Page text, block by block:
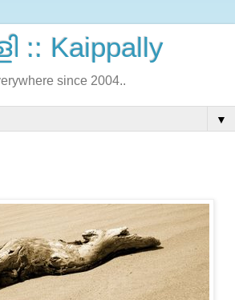
:: Kaippally
since 2004..
▼